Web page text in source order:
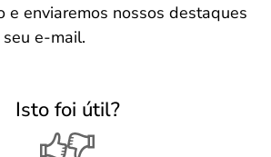
e enviaremos nossos destaques
e-mail.
Isto foi útil?